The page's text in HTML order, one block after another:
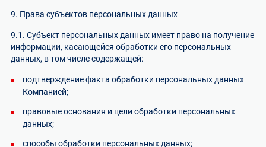
9. Права субъектов персональных данных
9.1. Субъект персональных данных имеет право на получение
информации, касающейся обработки его персональных
данных, в том числе содержащей:
подтверждение факта обработки персональных данных
Компанией;
правовые основания и цели обработки персональных
данных;
способы обработки персональных данных;